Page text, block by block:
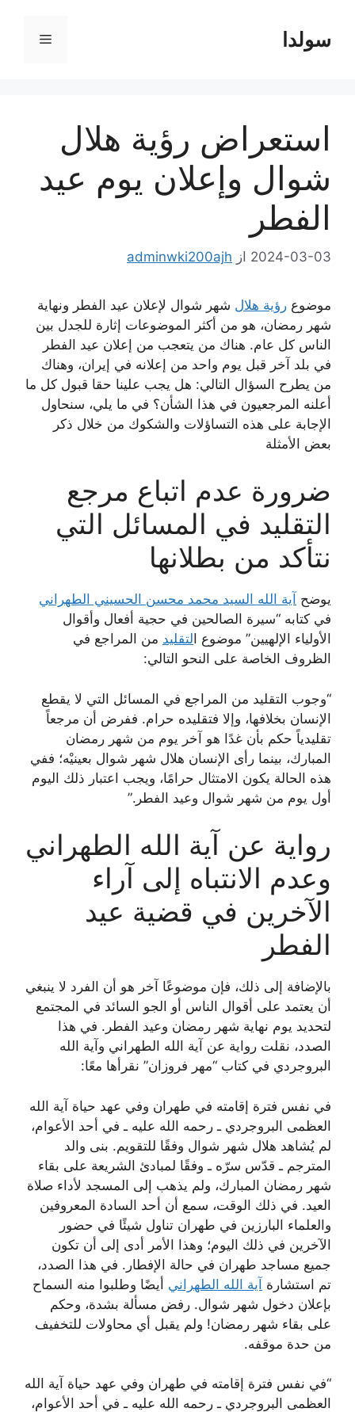
محتواسولدا فهرست
استعراض رؤية هلال
شوال وإعلان يوم عيد
الفطر
2024-03-03 از adminwki200ajh
موضوع رؤية هلال شهر شوال لإعلان عيد الفطر ونهاية
شهر رمضان، هو من أكثر الموضوعات إثارة للجدل بين
الناس كل عام. هناك من يتعجب من إعلان عيد الفطر
في بلد آخر قبل يوم واحد من إعلانه في إيران، وهناك
من يطرح السؤال التالي: هل يجب علينا حقا قبول كل ما
أعلنه المرجعيون في هذا الشأن؟ في ما يلي، سنحاول
الإجابة على هذه التساؤلات والشكوك من خلال ذكر
بعض الأمثلة
ضرورة عدم اتباع مرجع
التقليد في المسائل التي
نتأكد من بطلانها
يوضح آية الله السيد محمد محسن الحسيني الطهراني
في كتابه “سيرة الصالحين في حجية أفعال وأقوال
الأولياء الإلهيين” موضوع ا لتقليد من المراجع في
الظروف الخاصة على النحو التالي:
“وجوب التقليد من المراجع في المسائل التي لا يقطع
الإنسان بخلافها، وإلا فتقليده حرام. ففرض أن مرجعاً
تقليدياً حكم بأن غدًا هو آخر يوم من شهر رمضان
المبارك، بينما رأى الإنسان هلال شهر شوال بعينيْه؛ ففي
هذه الحالة يكون الامتثال حرامًا، ويجب اعتبار ذلك اليوم
أول يوم من شهر شوال وعيد الفطر.”
رواية عن آية الله الطهراني
وعدم الانتباه إلى آراء
الآخرين في قضية عيد
الفطر
بالإضافة إلى ذلك، فإن موضوعًا آخر هو أن الفرد لا ينبغي
أن يعتمد على أقوال الناس أو الجو السائد في المجتمع
لتحديد يوم نهاية شهر رمضان وعيد الفطر. في هذا
الصدد، نقلت رواية عن آية الله الطهراني وآية الله
البروجردي في كتاب “مهر فروزان” نقرأها معًا:
في نفس فترة إقامته في طهران وفي عهد حياة آية الله
العظمى البروجردي ـ رحمه الله عليه ـ في أحد الأعوام،
لم يُشاهد هلال شهر شوال وفقًا للتقويم. بنى والد
المترجم ـ قدّس سرّه ـ وفقًا لمبادئ الشريعة على بقاء
شهر رمضان المبارك، ولم يذهب إلى المسجد لأداء صلاة
العيد. في ذلك الوقت، سمع أن أحد السادة المعروفين
والعلماء البارزين في طهران تناول شيئًا في حضور
الآخرين في ذلك اليوم؛ وهذا الأمر أدى إلى أن تكون
جميع مساجد طهران في حالة الإفطار. في هذا الصدد،
تم استشارة آية الله الطهراني أيضًا وطلبوا منه السماح
بإعلان دخول شهر شوال. رفض مسألة بشدة، وحكم
على بقاء شهر رمضان! ولم يقبل أي محاولات للتخفيف
من حدة موقفه.
“في نفس فترة إقامته في طهران وفي عهد حياة آية الله
العظمى البروجردي ـ رحمه الله عليه ـ في أحد الأعوام،